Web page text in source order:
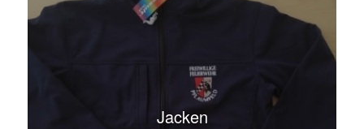
Jacken